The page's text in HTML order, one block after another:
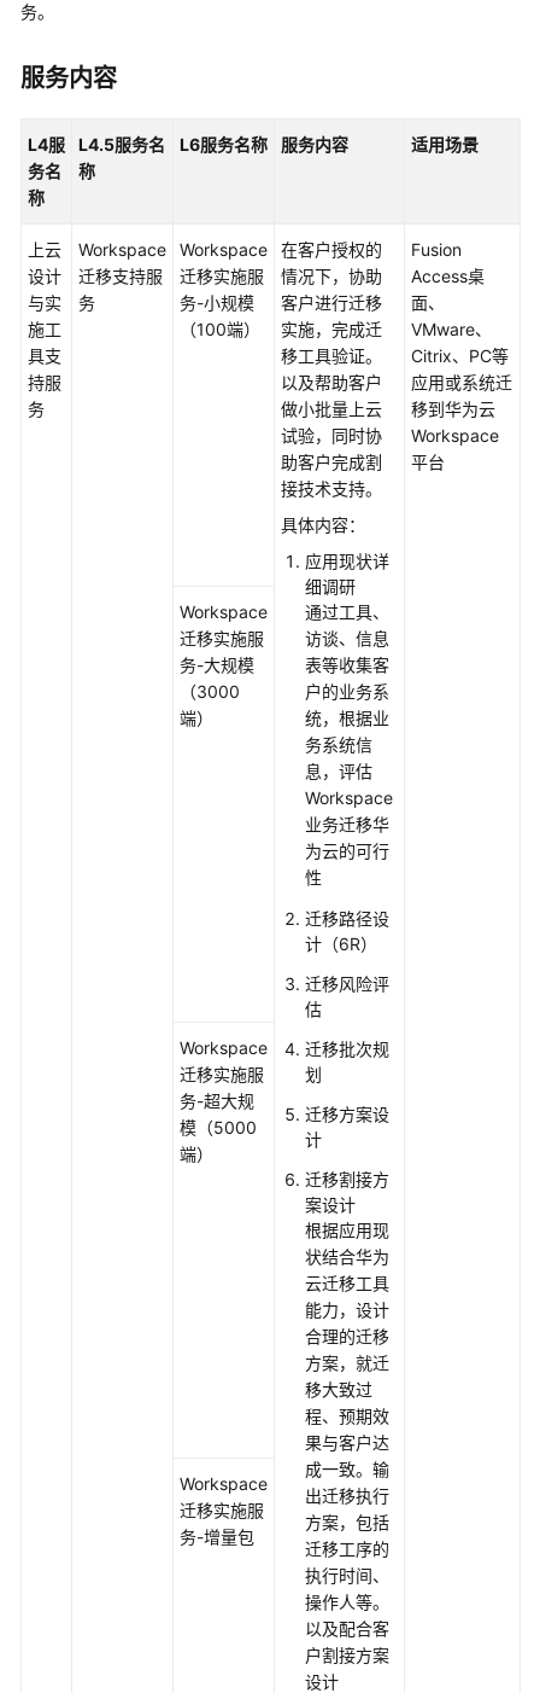
划
云
与
上
务。
服务内容
L4服
务名
称
L4.5服务名
称
L6服务名称 服务内容 适用场景
上云
设计
与实
施工
具支
持服
务
Workspace
迁移支持服
务
Workspace
迁移实施服
务-小规模
（100端）
在客户授权的
情况下，协助
客户进行迁移
实施，完成迁
移工具验证。
以及帮助客户
做小批量上云
试验，同时协
助客户完成割
接技术支持。
具体内容：
应用现状详
细调研
通过工具、
访谈、信息
表等收集客
户的业务系
统，根据业
务系统信
息，评估
Workspace
业务迁移华
为云的可行
性
迁移路径设
计（6R）
迁移风险评
估
迁移批次规
划
迁移方案设
计
迁移割接方
案设计
根据应用现
状结合华为
云迁移工具
能力，设计
合理的迁移
方案，就迁
移大致过
程、预期效
果与客户达
成一致。输
出迁移执行
方案，包括
迁移工序的
执行时间、
操作人等。
以及配合客
户割接方案
设计
Fusion
Access桌
面、
VMware、
Citrix、PC等
应用或系统迁
移到华为云
Workspace
平台
Workspace
迁移实施服
务-大规模
（3000
端）
Workspace
迁移实施服
务-超大规
模（5000
端）
Workspace
迁移实施服
务-增量包